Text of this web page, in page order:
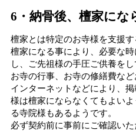
6・納骨後、檀家に
檀家とは特定のお寺様を支援す
檀家になる事により、必要な
し、ご先祖様の手圧ご供養を
お寺の行事、お寺の修繕費な
インターネットなどにより、
様は檀家にならなくてもよい
る寺院様もあるようです。
必ず契約前に事前にご確認いた